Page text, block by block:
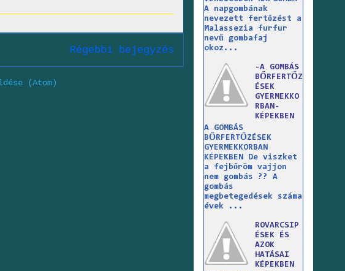
Régebbi bejegyzés
(Atom)
A napgombának
nevezett fertőzést a
Malassezia furfur
nevű gombafaj
okoz...
-A GOMBÁS
BŐRFERTŐZ
ÉSEK
GYERMEKKO
RBAN-
KÉPEKBEN
A GOMBÁS
BŐRFERTŐZÉSEK
GYERMEKKORBAN
KÉPEKBEN De viszket
a fejbőröm vajjon
nem gombás ?? A
gombás
megbetegedések száma
évek ...
ROVARCSIP
ÉSEK ÉS
AZOK
HATÁSAI
KÉPEKBEN